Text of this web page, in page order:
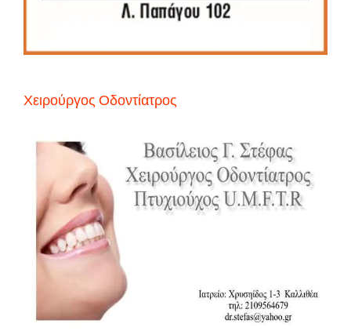
Χειρούργος Οδοντίατρος